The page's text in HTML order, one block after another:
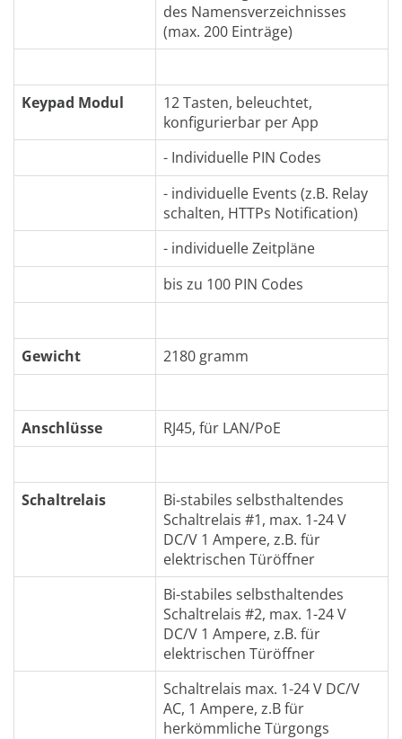
des Namensverzeichnisses
(max. 200 Einträge)
Keypad Modul
12 Tasten, beleuchtet,
konfigurierbar per App
- Individuelle PIN Codes
- individuelle Events (z.B. Relay
schalten, HTTPs Notification)
- individuelle Zeitpläne
bis zu 100 PIN Codes
Gewicht 2180 gramm
Anschlüsse RJ45, für LAN/PoE
Schaltrelais
Bi-stabiles selbsthaltendes
Schaltrelais #1, max. 1-24 V
DC/V 1 Ampere, z.B. für
elektrischen Türöffner
Bi-stabiles selbsthaltendes
Schaltrelais #2, max. 1-24 V
DC/V 1 Ampere, z.B. für
elektrischen Türöffner
Schaltrelais max. 1-24 V DC/V
AC, 1 Ampere, z.B für
herkömmliche Türgongs